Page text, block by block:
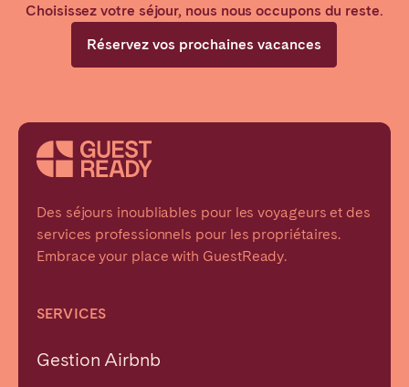
Choisissez votre séjour, nous nous occupons du reste.
Réservez vos prochaines vacances
Des séjours inoubliables pour les voyageurs et des
services professionnels pour les propriétaires.
Embrace your place with GuestReady.
SERVICES
Gestion Airbnb